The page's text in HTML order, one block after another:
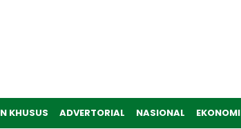
KHUSUS ADVERTORIAL NASIONAL EKONOMI